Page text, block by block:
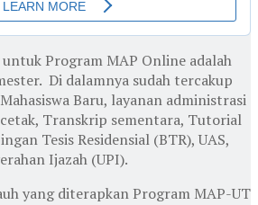
Program MAP Online adalah
Di dalamnya sudah tercakup
Baru, layanan administrasi
Transkrip sementara, Tutorial
Tesis Residensial (BTR), UAS,
Ijazah (UPI).
yang diterapkan Program MAP-UT